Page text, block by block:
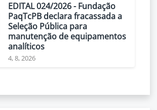
EDITAL 024/2026 - Fundação
PaqTcPB declara fracassada a
Seleção Pública para
manutenção de equipamentos
analíticos
4, 8, 2026